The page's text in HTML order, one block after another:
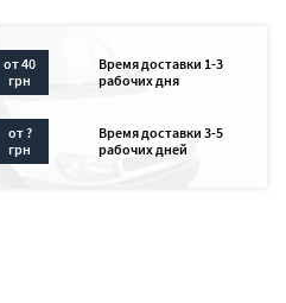
от 40
грн
Время доставки 1-3
рабочих дня
от ?
грн
Время доставки 3-5
рабочих дней